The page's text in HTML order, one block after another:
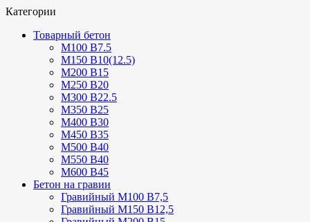
Категории
Товарный бетон
М100 В7.5
М150 В10(12.5)
М200 В15
М250 В20
М300 В22.5
М350 В25
М400 В30
М450 В35
М500 В40
М550 В40
М600 В45
Бетон на гравии
Гравийный М100 В7,5
Гравийный М150 В12,5